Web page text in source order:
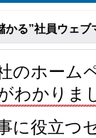
かる”社員ウェ
のホーム
わかりま
に役立つ